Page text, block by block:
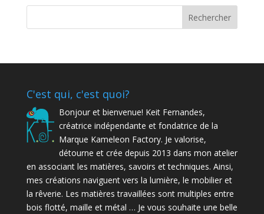
C'est qui, c'est quoi?
Bonjour et bienvenue! Keit Fernandes,
créatrice indépendante et fondatrice de la
Marque Kameleon Factory. Je valorise,
détourne et crée depuis 2013 dans mon atelier
en associant les matières, savoirs et techniques. Ainsi,
mes créations naviguent vers la lumière, le mobilier et
la rêverie. Les matières travaillées sont multiples entre
bois flotté, maille et métal … Je vous souhaite une belle